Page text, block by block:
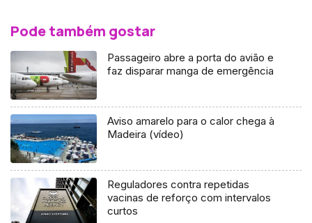
Pode também gostar
Passageiro abre a porta do avião e
faz disparar manga de emergência
Aviso amarelo para o calor chega à
Madeira (vídeo)
Reguladores contra repetidas
vacinas de reforço com intervalos
curtos